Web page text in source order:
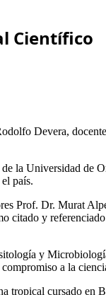
Científico
Devera,
la Universidad de
país.
Prof. Dr. Murat
citado y
y
a la
tropical cursado en